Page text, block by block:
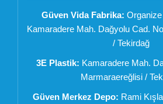
Güven Vida Fabrika:
Kamaradere Mah. Dağyolu Cad.
/ Tekirdağ
3E Plastik: Kamaradere Mah.
Marmaraereğlisi /
Güven Merkez Depo: Rami